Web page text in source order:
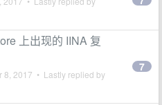
上出现的 IINA 复
8, 2017 • Lastly replied by
7